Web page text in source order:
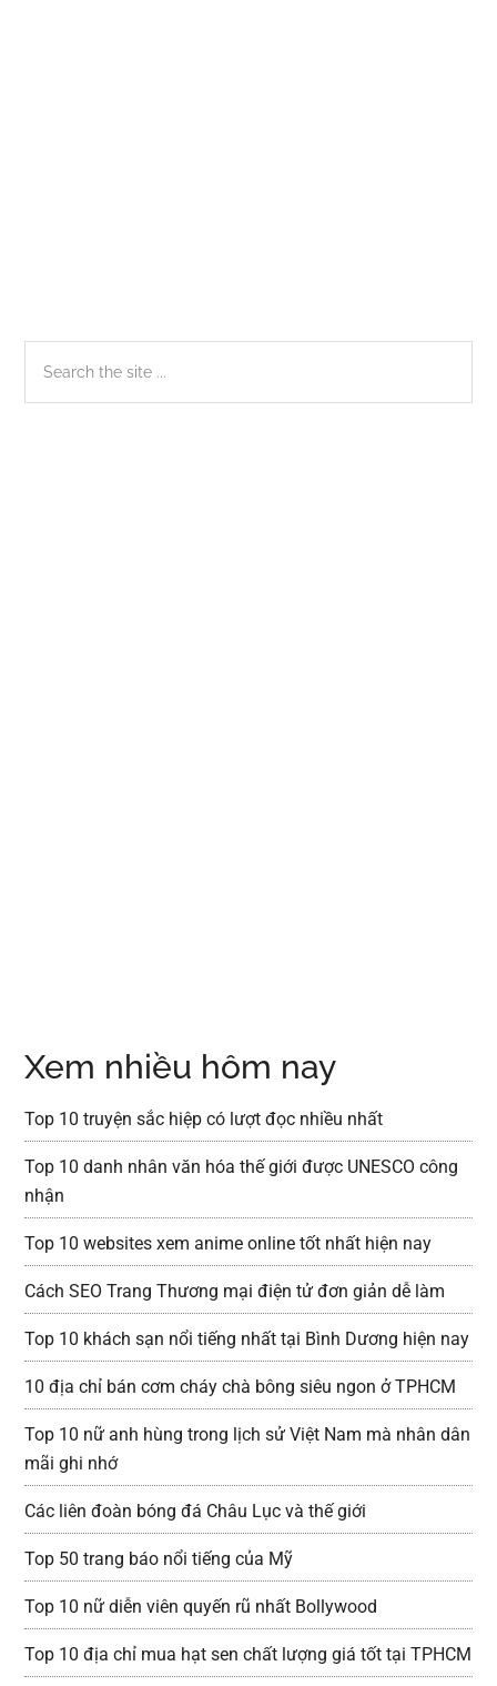
Sidebar
chính
the
Xem nhiều hôm nay
Top 10 truyện sắc hiệp có lượt đọc nhiều nhất
Top 10 danh nhân văn hóa thế giới được UNESCO công
nhận
Top 10 websites xem anime online tốt nhất hiện nay
Cách SEO Trang Thương mại điện tử đơn giản dễ làm
Top 10 khách sạn nổi tiếng nhất tại Bình Dương hiện nay
10 địa chỉ bán cơm cháy chà bông siêu ngon ở TPHCM
Top 10 nữ anh hùng trong lịch sử Việt Nam mà nhân dân
mãi ghi nhớ
Các liên đoàn bóng đá Châu Lục và thế giới
Top 50 trang báo nổi tiếng của Mỹ
Top 10 nữ diễn viên quyến rũ nhất Bollywood
Top 10 địa chỉ mua hạt sen chất lượng giá tốt tại TPHCM